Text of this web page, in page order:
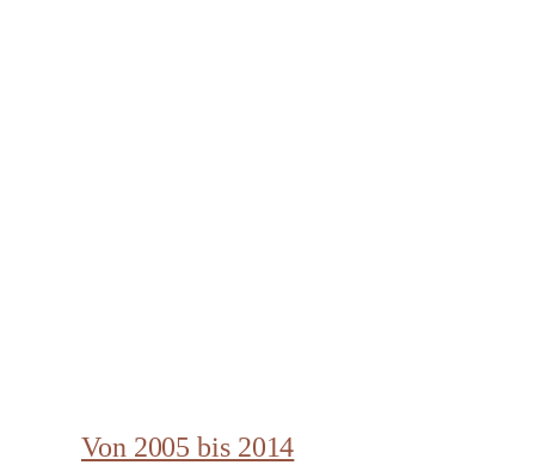
Von 2005 bis 2014